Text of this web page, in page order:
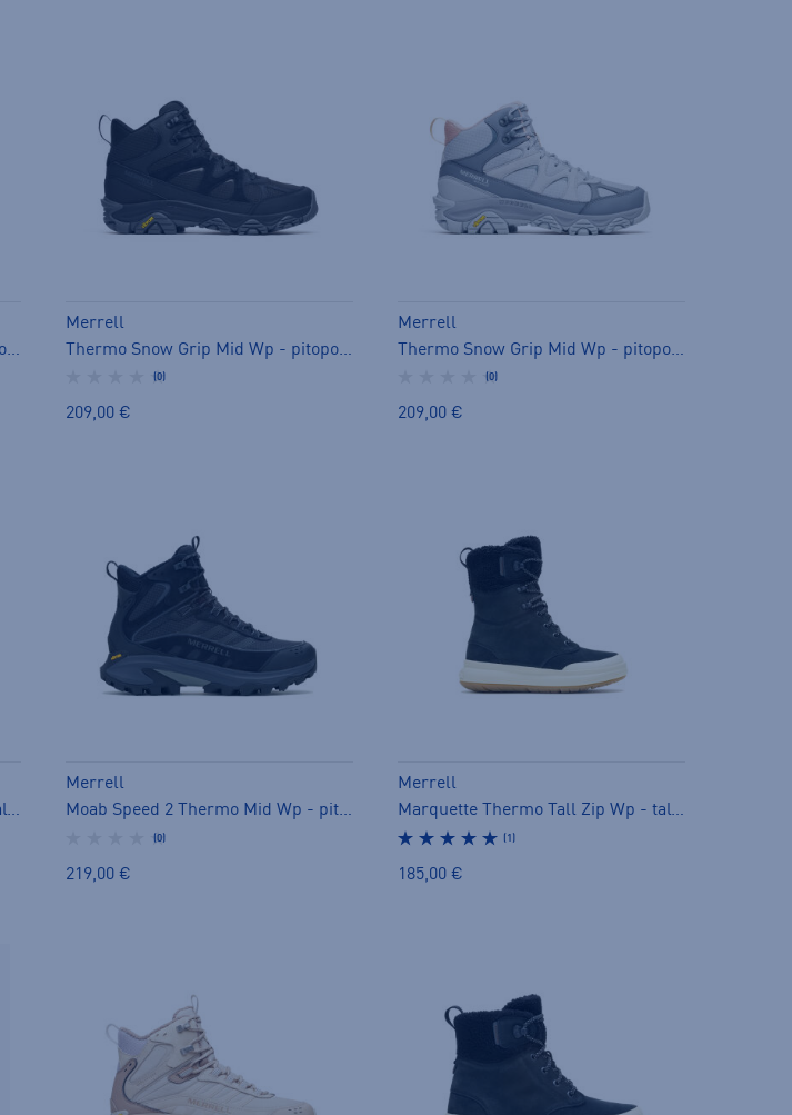
Thermo Snow Grip Mid Wp - pitopohjakengät
Merrell
Thermo Snow Grip Mid Wp - pitopohjakengät
(0)
209,00 €
Merrell
Thermo Snow Grip Mid Wp - pitopohjakengät
(0)
209,00 €
Marquette Thermo Tall Zip Wp - talvivarsikengät
Merrell
Moab Speed 2 Thermo Mid Wp - pitopohjakengät
(0)
219,00 €
Merrell
Marquette Thermo Tall Zip Wp - talvivarsikengät
(1)
185,00 €